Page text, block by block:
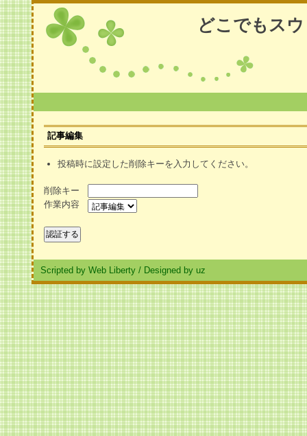
どこでもス
記事編集
投稿時に設定した削除キーを入力してください。
削除キー
作業内容
Scripted by Web Liberty / Designed by uz